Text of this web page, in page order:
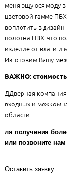
меняющуюся моду в
цветовой гамме
воплотить в
полотна ПВХ, что
изделие от влаги и
Изготовим Вашу
ВАЖНО: стоимость
ДДверная компания
входных и
области.
ля получения
или позвоните нам
Оставить заявку